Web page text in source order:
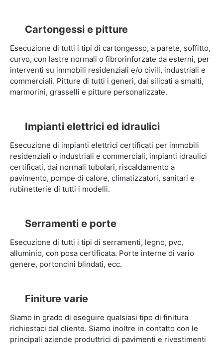
Cartongessi e pitture
Esecuzione di tutti i tipi di cartongesso, a parete, soffitto,
curvo, con lastre normali o fibrorinforzate da esterni, per
interventi su immobili residenziali e/o civili, industriali e
commerciali. Pitture di tutti i generi, dai silicati a smalti,
marmorini, grasselli e pitture personalizzate.
Impianti elettrici ed idraulici
Esecuzione di impianti elettrici certificati per immobili
residenziali o industriali e commerciali, impianti idraulici
certificati, dai normali tubolari, riscaldamento a
pavimento, pompe di calore, climatizzatori, sanitari e
rubinetterie di tutti i modelli.
Serramenti e porte
Esecuzione di tutti i tipi di serramenti, legno, pvc,
alluminio, con posa certificata. Porte interne di vario
genere, portoncini blindati, ecc.
Finiture varie
Siamo in grado di eseguire qualsiasi tipo di finitura
richiestaci dal cliente. Siamo inoltre in contatto con le
principali aziende produttrici di pavimenti e rivestimenti